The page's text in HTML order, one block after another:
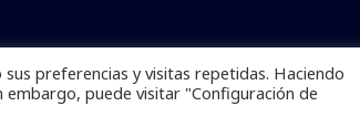
el uso de la información total o
poryalla ya!
preferencias y visitas repetidas. Haciendo
embargo, puede visitar "Configuración de